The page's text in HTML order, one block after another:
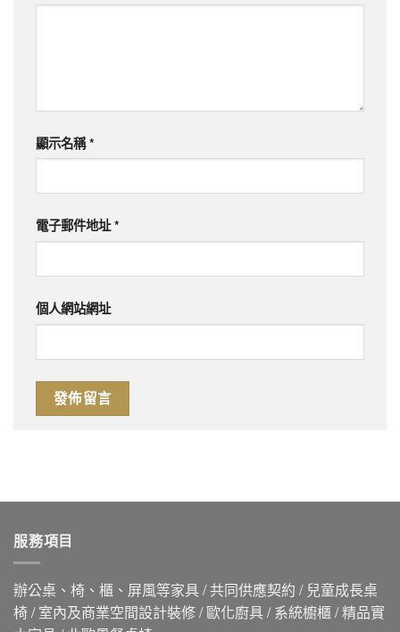
顯示名稱*
電子郵件地址*
個人網站網址
服務項目
辦公桌、椅、櫃、屏風等家具 / 共同供應契約 / 兒童成長桌
椅 / 室內及商業空間設計裝修 / 歐化廚具 / 系統櫥櫃 / 精品實